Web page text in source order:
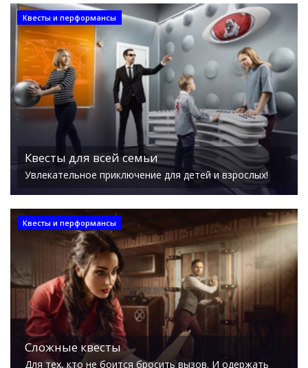
Квесты и перформансы
Квесты для всей семьи
Увлекательное приключение для детей и взрослых!
Квесты и перформансы
Сложные квесты
Для тех, кто не боится бросить вызов. И одержать